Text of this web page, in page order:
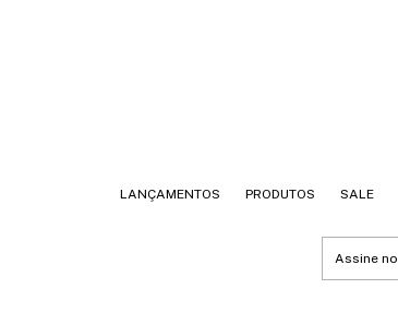
LANÇAMENTOS PRODUTOS SALE